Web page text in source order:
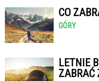
CO
GÓRY
LETNIE
ZABRAĆ